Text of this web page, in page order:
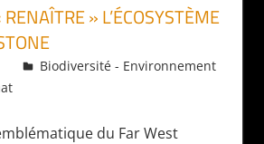
» L’ÉCOSYSTÈME
Daniel
Biodiversité - Environnement
du Far West